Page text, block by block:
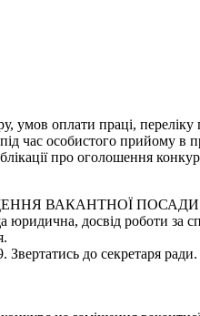
умов оплати праці,
час особистого прийому в
про оголошення
ВАКАНТНОЇ
досвід роботи за
до секретаря ради.